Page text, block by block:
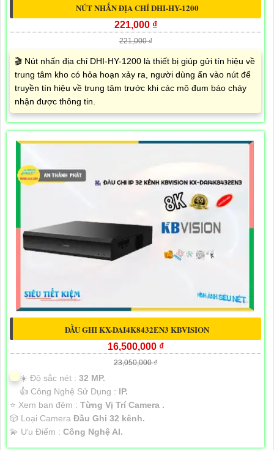
NÚT NHẤN ĐỊA CHỈ DHI-HY-1200
221,000 ₫
221,000 ₫
🎬 Nút nhấn địa chỉ DHI-HY-1200 là thiết bị giúp gửi tín hiệu về
trung tâm kho có hỏa hoạn xảy ra, người dùng ấn vào nút để
truyền tín hiệu về trung tâm trước khi các mô đum báo cháy
nhận được thông tin.
ĐẦU GHI KX-DAI4K8432EN3 KBVISION
16,500,000 ₫
23,050,000 ₫
☀️ Độ sắc nét : 32 MP.
👍 Công Nghệ Sử Dụng : IP.
⭐ Xem ban đêm : Từng Vị Trí Camera .
🎲 Loại Camera Đầu Ghi 32 kênh.
️💫 Ưu Điểm : Công Nghệ AI.